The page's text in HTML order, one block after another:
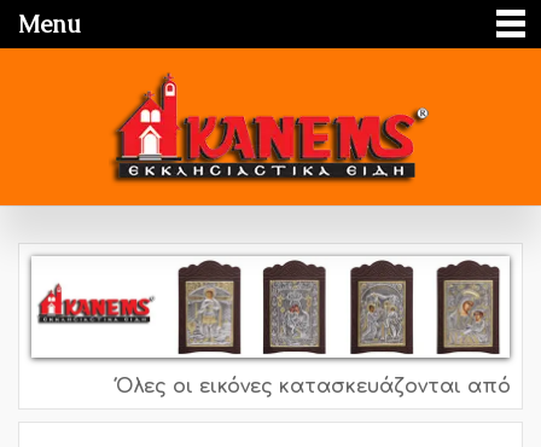
Menu
Όλες οι εικόνες κατασκευάζονται από